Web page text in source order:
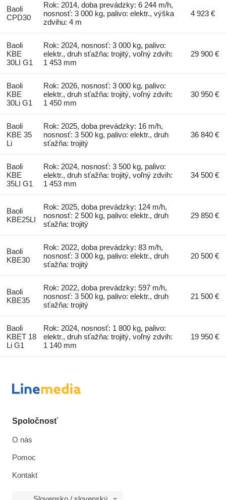
Baoli
CPD30
Rok: 2014, doba prevádzky: 6 244 m/h,
nosnosť: 3 000 kg, palivo: elektr., výška
zdvihu: 4 m
4 923 €
Baoli
KBE
30LI G1
Rok: 2024, nosnosť: 3 000 kg, palivo:
elektr., druh sťažňa: trojitý, voľný zdvih:
1 453 mm
29 900 €
Baoli
KBE
30Li G1
Rok: 2026, nosnosť: 3 000 kg, palivo:
elektr., druh sťažňa: trojitý, voľný zdvih:
1 450 mm
30 950 €
Baoli
KBE 35
Li
Rok: 2025, doba prevádzky: 16 m/h,
nosnosť: 3 500 kg, palivo: elektr., druh
sťažňa: trojitý
36 840 €
Baoli
KBE
35LI G1
Rok: 2024, nosnosť: 3 500 kg, palivo:
elektr., druh sťažňa: trojitý, voľný zdvih:
1 453 mm
34 500 €
Baoli
KBE25LI
Rok: 2025, doba prevádzky: 124 m/h,
nosnosť: 2 500 kg, palivo: elektr., druh
sťažňa: trojitý
29 850 €
Baoli
KBE30
Rok: 2022, doba prevádzky: 83 m/h,
nosnosť: 3 000 kg, palivo: elektr., druh
sťažňa: trojitý
20 500 €
Baoli
KBE35
Rok: 2022, doba prevádzky: 597 m/h,
nosnosť: 3 500 kg, palivo: elektr., druh
sťažňa: trojitý
21 500 €
Baoli
KBET 18
Li G1
Rok: 2024, nosnosť: 1 800 kg, palivo:
elektr., druh sťažňa: trojitý, voľný zdvih:
1 140 mm
19 950 €
Spoločnosť
O nás
Pomoc
Kontakt